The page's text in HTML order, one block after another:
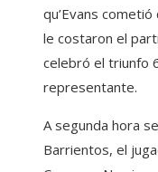
qu’Evans
le costaron el
celebró el triunfo
representante.
A segunda hora
Barrientos, el